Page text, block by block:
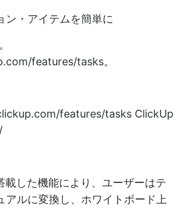
ン・アイテムを簡単に
features/tasks。
features/tasks ClickUp
載した機能により、ユーザーはテ
アルに変換し、ホワイトボード上